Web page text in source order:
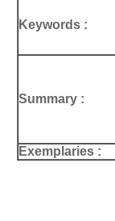
Keywords :
Summary :
Exemplaries :